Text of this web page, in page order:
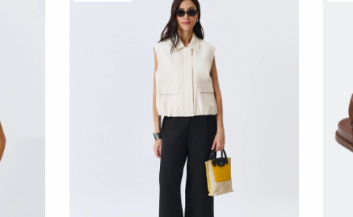
ДОБАВИТЬ В КОРЗИНУ
48
40